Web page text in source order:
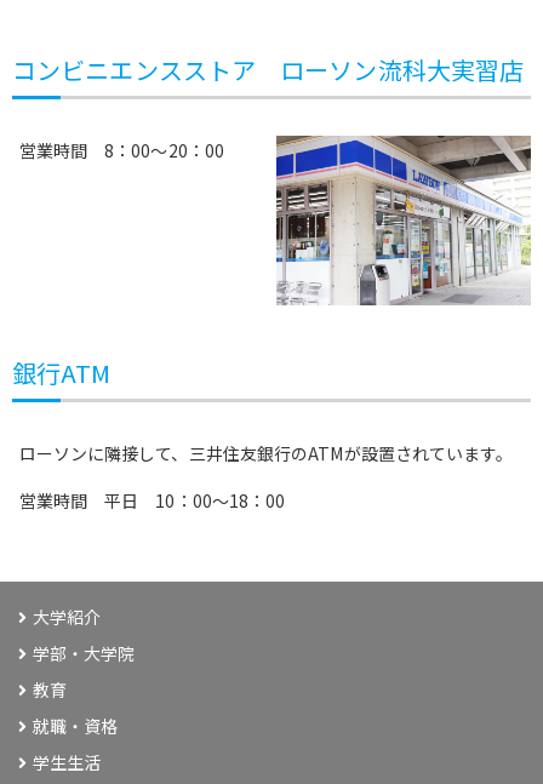
コンビニエンスストア ローソン流科大実習店
営業時間 8：00～20：00
銀行ATM
ローソンに隣接して、三井住友銀行のATMが設置されています。
営業時間 平日 10：00～18：00
大学紹介
学部・大学院
教育
就職・資格
学生生活